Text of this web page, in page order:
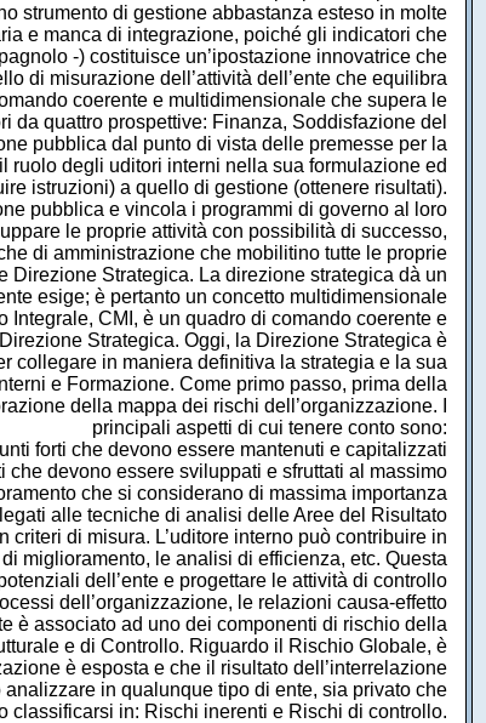
strumento di gestione abbastanza esteso in molte
e manca di integrazione, poiché gli indicatori che
-) costituisce un’ipostazione innovatrice che
di misurazione dell’attività dell’ente che equilibra
coerente e multidimensionale che supera le
quattro prospettive: Finanza, Soddisfazione del
pubblica dal punto di vista delle premesse per la
degli uditori interni nella sua formulazione ed
istruzioni) a quello di gestione (ottenere risultati).
pubblica e vincola i programmi di governo al loro
le proprie attività con possibilità di successo,
di amministrazione che mobilitino tutte le proprie
Strategica. La direzione strategica dà un
esige; è pertanto un concetto multidimensionale
CMI, è un quadro di comando coerente e
Strategica. Oggi, la Direzione Strategica è
collegare in maniera definitiva la strategia e la sua
e Formazione. Come primo passo, prima della
della mappa dei rischi dell’organizzazione. I
principali aspetti di cui tenere conto sono:
forti che devono essere mantenuti e capitalizzati
che devono essere sviluppati e sfruttati al massimo
che si considerano di massima importanza
alle tecniche di analisi delle Aree del Risultato
di misura. L’uditore interno può contribuire in
miglioramento, le analisi di efficienza, etc. Questa
dell’ente e progettare le attività di controllo
dell’organizzazione, le relazioni causa-effetto
è associato ad uno dei componenti di rischio della
e di Controllo. Riguardo il Rischio Globale, è
è esposta e che il risultato dell’interrelazione
in qualunque tipo di ente, sia privato che
classificarsi in: Rischi inerenti e Rischi di controllo.